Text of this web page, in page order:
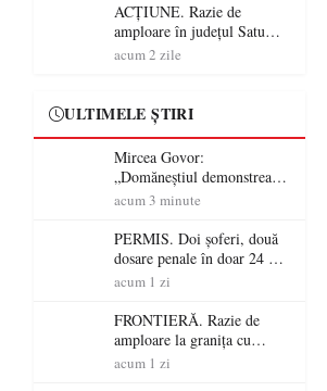
ACȚIUNE. Razie de
amploare în județul Satu
Mare! Polițiștii au dat sute
singură zi
acum 2 zile
ULTIMELE ȘTIRI
Mircea Govor:
„Domăneștiul demonstrează
că tradiția, credința și
comunități puternice”
acum 3 minute
PERMIS. Doi șoferi, două
dosare penale în doar 24 de
ore la Petea! Unul avea
nu a avut niciodată permis
acum 1 zi
FRONTIERĂ. Razie de
amploare la granița cu
Ungaria! 800 de persoane și
acum 1 zi